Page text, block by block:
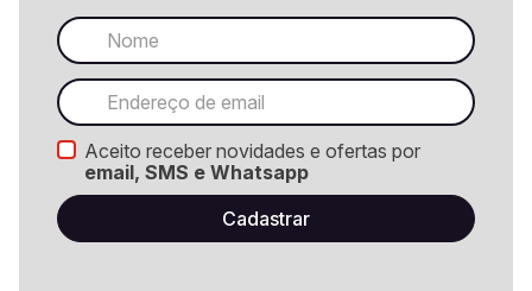
Aceito receber novidades e ofertas por
email, SMS e Whatsapp